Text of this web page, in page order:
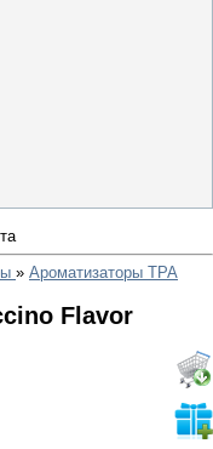
» Ароматизаторы TPA
Flavor